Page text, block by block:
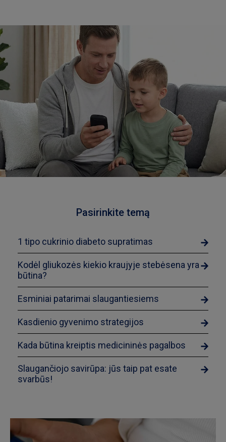
Pasirinkite temą
1 tipo cukrinio diabeto supratimas
Kodėl gliukozės kiekio kraujyje stebėsena yra
būtina?
Esminiai patarimai slaugantiesiems
Kasdienio gyvenimo strategijos
Kada būtina kreiptis medicininės pagalbos
Slaugančiojo savirūpa: jūs taip pat esate
svarbūs!